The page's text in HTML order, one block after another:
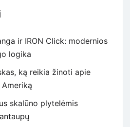
ir IRON Click: modernios
logika
ką reikia žinoti apie
skalūno plytelėmis